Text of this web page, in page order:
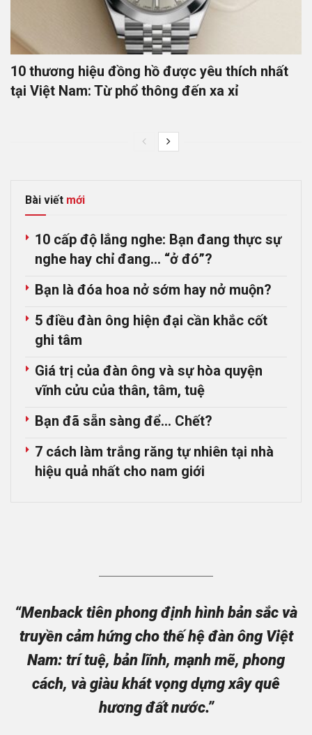
10 thương hiệu đồng hồ được yêu thích nhất
tại Việt Nam: Từ phổ thông đến xa xỉ
Bài viết mới
10 cấp độ lắng nghe: Bạn đang thực sự
nghe hay chỉ đang… “ở đó”?
Bạn là đóa hoa nở sớm hay nở muộn?
5 điều đàn ông hiện đại cần khắc cốt
ghi tâm
Giá trị của đàn ông và sự hòa quyện
vĩnh cửu của thân, tâm, tuệ
Bạn đã sẵn sàng để… Chết?
7 cách làm trắng răng tự nhiên tại nhà
hiệu quả nhất cho nam giới
“Menback tiên phong định hình bản sắc và
truyền cảm hứng cho thế hệ đàn ông Việt
Nam: trí tuệ, bản lĩnh, mạnh mẽ, phong
cách, và giàu khát vọng dựng xây quê
hương đất nước.”